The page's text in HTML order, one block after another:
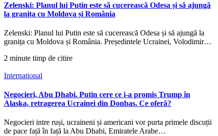
Zelenski: Planul lui Putin este să cucerească Odesa și să ajungă
la granița cu Moldova și România
Zelenski: Planul lui Putin este să cucerească Odesa și să ajungă la
granița cu Moldova și România. Președintele Ucrainei, Volodimir…
2 minute timp de citire
International
Negocieri, Abu Dhabi. Putin cere ce i-a promis Trump în
Alaska, retragerea Ucrainei din Donbas. Ce oferă?
Negocieri intre ruși, ucraineni și americani vor purta primele discuții
de pace față în față la Abu Dhabi, Emiratele Arabe…